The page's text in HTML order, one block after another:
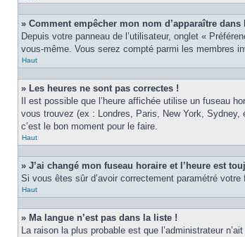
» Comment empêcher mon nom d’apparaître
Depuis votre panneau de l’utilisateur, onglet «
vous-même. Vous serez compté parmi les membres
Haut
» Les heures ne sont pas correctes !
Il est possible que l’heure affichée utilise un fuseau
vous trouvez (ex : Londres, Paris, New York, Sydney,
c’est le bon moment pour le faire.
Haut
» J’ai changé mon fuseau horaire et l’heure est
Si vous êtes sûr d’avoir correctement paramétré
Haut
» Ma langue n’est pas dans la liste !
La raison la plus probable est que l’administrateur